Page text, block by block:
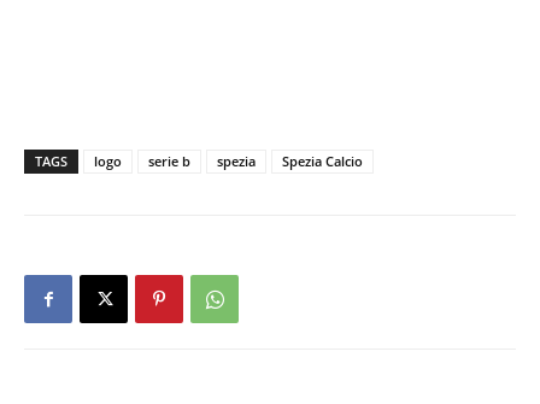
TAGS logo serie b spezia Spezia Calcio